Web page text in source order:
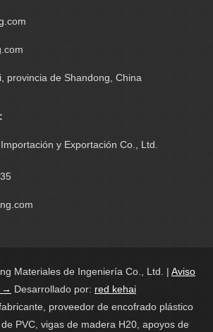
provincia de Shandong, China
y Exportación Co., Ltd.
Materiales de Ingeniería Co., Ltd. | Aviso
→ Desarrollado por: red kehai
proveedor de encofrado plástico
PVC, vigas de madera H20, apoyos de